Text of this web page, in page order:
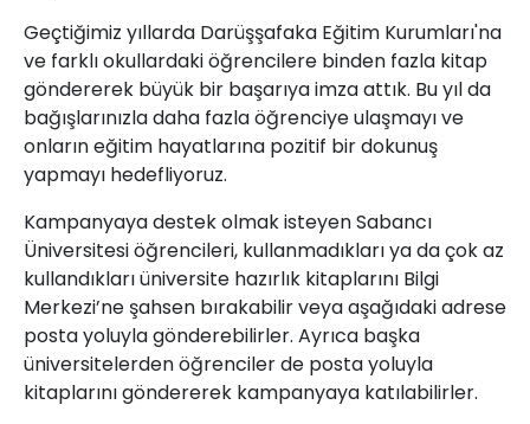
Geçtiğimiz yıllarda Darüşşafaka Eğitim Kurumları'na
ve farklı okullardaki öğrencilere binden fazla kitap
göndererek büyük bir başarıya imza attık. Bu yıl da
bağışlarınızla daha fazla öğrenciye ulaşmayı ve
onların eğitim hayatlarına pozitif bir dokunuş
yapmayı hedefliyoruz.
Kampanyaya destek olmak isteyen Sabancı
Üniversitesi öğrencileri, kullanmadıkları ya da çok az
kullandıkları üniversite hazırlık kitaplarını Bilgi
Merkezi’ne şahsen bırakabilir veya aşağıdaki adrese
posta yoluyla gönderebilirler. Ayrıca başka
üniversitelerden öğrenciler de posta yoluyla
kitaplarını göndererek kampanyaya katılabilirler.